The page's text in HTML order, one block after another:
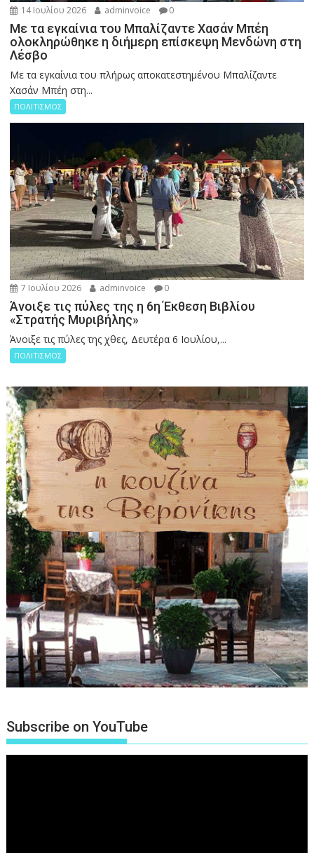
14 Ιουλίου 2026 adminvoice 0
Με τα εγκαίνια του Μπαλίζαντε Χασάν Μπέη
ολοκληρώθηκε η διήμερη επίσκεψη Μενδώνη στη
Λέσβο
Με τα εγκαίνια του πλήρως αποκατεστημένου Μπαλίζαντε
Χασάν Μπέη στη...
ΠΟΛΙΤΙΣΜΟΣ
7 Ιουλίου 2026 adminvoice 0
Άνοιξε τις πύλες της η 6η Έκθεση Βιβλίου
«Στρατής Μυριβήλης»
Άνοιξε τις πύλες της χθες, Δευτέρα 6 Ιουλίου,...
ΠΟΛΙΤΙΣΜΟΣ
Subscribe on YouTube